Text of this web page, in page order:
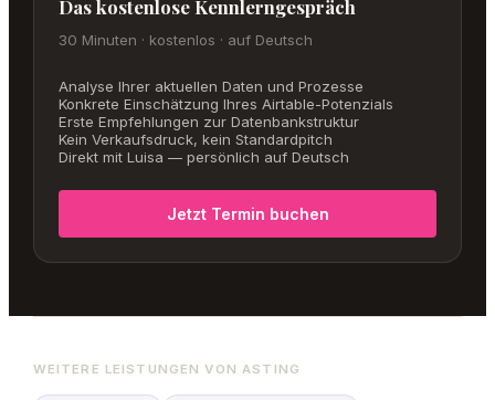
Das kostenlose Kennlerngespräch
30 Minuten · kostenlos · auf Deutsch
Analyse Ihrer aktuellen Daten und Prozesse
Konkrete Einschätzung Ihres Airtable-Potenzials
Erste Empfehlungen zur Datenbankstruktur
Kein Verkaufsdruck, kein Standardpitch
Direkt mit Luisa — persönlich auf Deutsch
Jetzt Termin buchen
WEITERE LEISTUNGEN VON ASTING